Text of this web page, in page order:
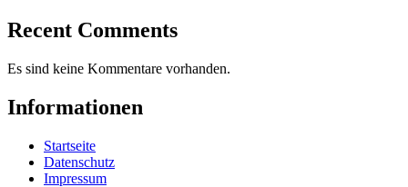
Recent Comments
Es sind keine Kommentare vorhanden.
Informationen
Startseite
Datenschutz
Impressum